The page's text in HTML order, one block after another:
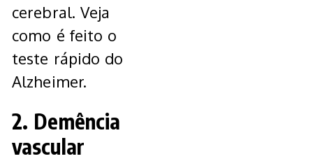
cerebral. Veja
como é feito o
teste rápido do
Alzheimer.
2. Demência
vascular